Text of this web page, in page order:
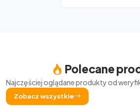
Polecane
Najczęściej oglądane produkty od
Zobacz wszystkie